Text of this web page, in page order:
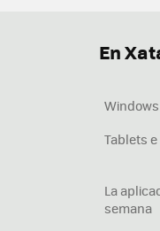
En
Windows
Tablets
La
semana